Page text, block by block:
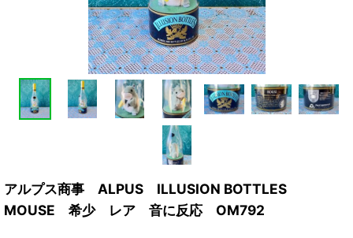
アルプス商事 ALPUS ILLUSION BOTTLES
MOUSE 希少 レア 音に反応 OM792